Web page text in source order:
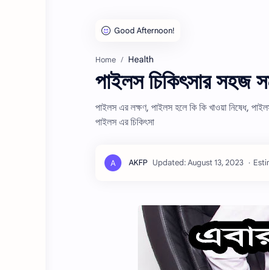
Home Health
পাইলস চিকিৎসার সহজ
পাইলস এর লক্ষণ, পাইলস হলে কি কি খাওয়া নিষেধ,
পাইলস এর চিকিৎসা